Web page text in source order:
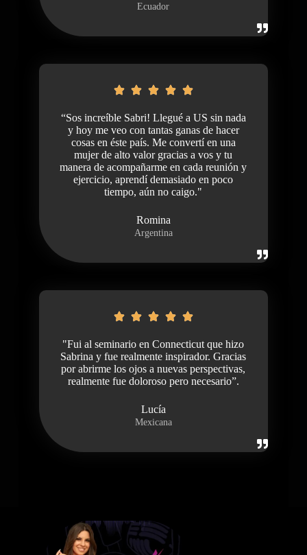
Ecuador
“Sos increíble Sabri! Llegué a US sin nada
y hoy me veo con tantas ganas de hacer
cosas en éste país. Me convertí en una
mujer de alto valor gracias a vos y tu
manera de acompañarme en cada reunión y
ejercicio, aprendí demasiado en poco
tiempo, aún no caigo."
Romina
Argentina
"Fui al seminario en Connecticut que hizo
Sabrina y fue realmente inspirador. Gracias
por abrirme los ojos a nuevas perspectivas,
realmente fue doloroso pero necesario”.
Lucía
Mexicana